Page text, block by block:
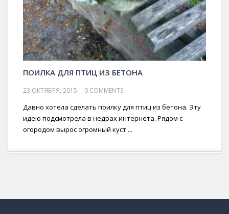
ПОИЛКА ДЛЯ ПТИЦ ИЗ БЕТОНА
23 ОКТЯБРЯ, 2015 0 COMMENTS
Давно хотела сделать поилку для птиц из бетона. Эту
идею подсмотрела в недрах интернета. Рядом с
огородом вырос огромный куст ...